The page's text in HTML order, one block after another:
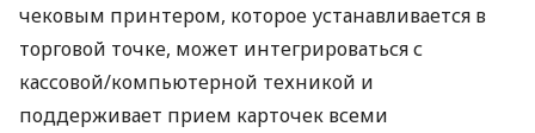
чековым принтером, которое устанавливается в
торговой точке, может интегрироваться с
кассовой/компьютерной техникой и
поддерживает прием карточек всеми